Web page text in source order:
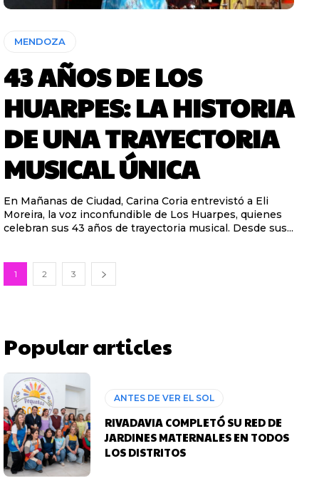
MENDOZA
43 AÑOS DE LOS
HUARPES: LA HISTORIA
DE UNA TRAYECTORIA
MUSICAL ÚNICA
En Mañanas de Ciudad, Carina Coria entrevistó a Eli
Moreira, la voz inconfundible de Los Huarpes, quienes
celebran sus 43 años de trayectoria musical. Desde sus...
1 2 3
Popular articles
ANTES DE VER EL SOL
RIVADAVIA COMPLETÓ SU RED DE
JARDINES MATERNALES EN TODOS
LOS DISTRITOS